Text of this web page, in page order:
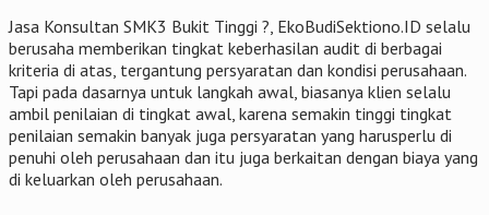
Jasa Konsultan SMK3 Bukit Tinggi ?, EkoBudiSektiono.ID selalu
berusaha memberikan tingkat keberhasilan audit di berbagai
kriteria di atas, tergantung persyaratan dan kondisi perusahaan.
Tapi pada dasarnya untuk langkah awal, biasanya klien selalu
ambil penilaian di tingkat awal, karena semakin tinggi tingkat
penilaian semakin banyak juga persyaratan yang harusperlu di
penuhi oleh perusahaan dan itu juga berkaitan dengan biaya yang
di keluarkan oleh perusahaan.